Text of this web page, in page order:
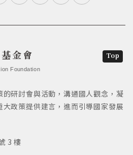
金會
Foundation
研討會與活動，溝通國人觀念，凝
政策提供建言，進而引導國家發展
3 樓
Top